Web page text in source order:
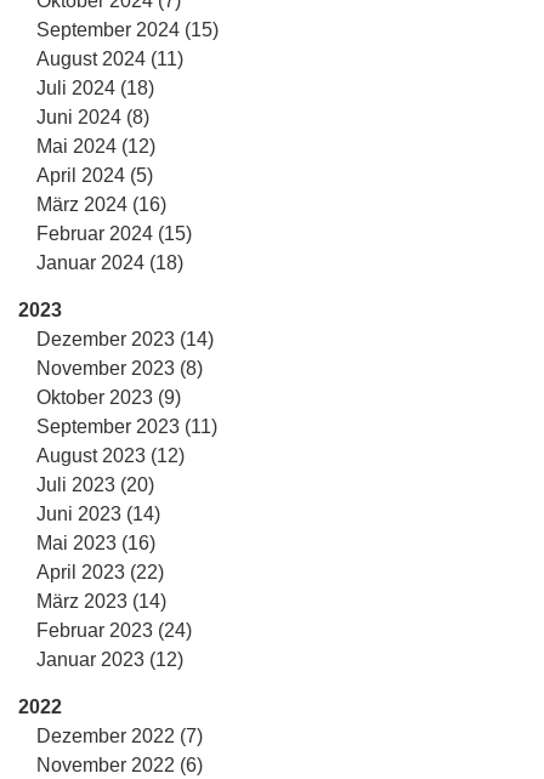
September 2024 (15)
August 2024 (11)
Juli 2024 (18)
Juni 2024 (8)
Mai 2024 (12)
April 2024 (5)
März 2024 (16)
Februar 2024 (15)
Januar 2024 (18)
2023
Dezember 2023 (14)
November 2023 (8)
Oktober 2023 (9)
September 2023 (11)
August 2023 (12)
Juli 2023 (20)
Juni 2023 (14)
Mai 2023 (16)
April 2023 (22)
März 2023 (14)
Februar 2023 (24)
Januar 2023 (12)
2022
Dezember 2022 (7)
November 2022 (6)